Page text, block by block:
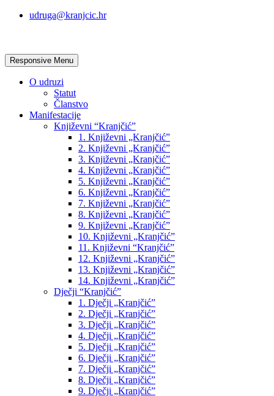
udruga@kranjcic.hr
Responsive Menu
O udruzi
Statut
Članstvo
Manifestacije
Književni “Kranjčić”
1. Književni „Kranjčić”
2. Književni „Kranjčić”
3. Književni „Kranjčić”
4. Književni „Kranjčić”
5. Književni „Kranjčić”
6. Književni „Kranjčić”
7. Književni „Kranjčić”
8. Književni „Kranjčić”
9. Književni „Kranjčić”
10. Književni „Kranjčić”
11. Književni “Kranjčić”
12. Književni „Kranjčić”
13. Književni „Kranjčić”
14. Književni „Kranjčić”
Dječji “Kranjčić”
1. Dječji „Kranjčić”
2. Dječji „Kranjčić”
3. Dječji „Kranjčić”
4. Dječji „Kranjčić”
5. Dječji „Kranjčić”
6. Dječji „Kranjčić”
7. Dječji „Kranjčić”
8. Dječji „Kranjčić”
9. Dječji „Kranjčić”